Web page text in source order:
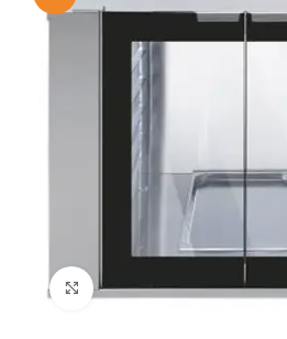
Клацніть, щоб збільшити